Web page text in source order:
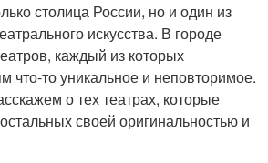
столица России, но и один из
искусства. В городе
каждый из которых
что-то уникальное и неповторимое.
о тех театрах, которые
своей оригинальностью и